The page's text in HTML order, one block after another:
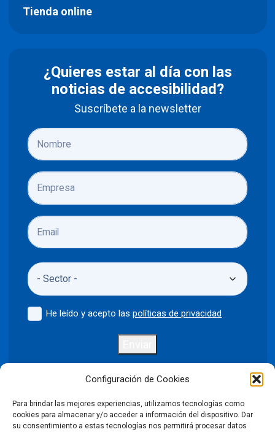
Configuración de Cookies
Para brindar las mejores experiencias, utilizamos tecnologías como
cookies para almacenar y/o acceder a información del dispositivo. Dar
su consentimiento a estas tecnologías nos permitirá procesar datos
Tienda online
¿Quieres estar al día con las
noticias de accesibilidad?
Suscríbete a la newsletter
He leído y acepto laspolíticas de privacidad
Política de privacidad Aviso legal